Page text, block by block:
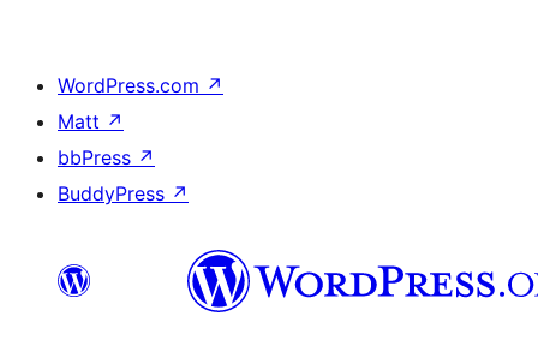
WordPress.com ↗
Matt ↗
bbPress ↗
BuddyPress ↗